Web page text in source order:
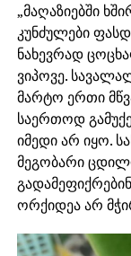
„მაღაზიებში
კუნძულები
ნახევრად
ვიპოვე.
მარტო ერთი
საერთოდ
იმედი არ იყო.
მეგობარი
ორქიდეა არ